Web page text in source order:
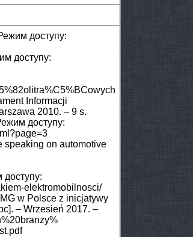
доступу:
доступу:
Informacji
2010. – 9 s.
доступу:
speaking on automotive
elektromobilnosci/
w Polsce z inicjatywy
– Wrzesień 2017. –